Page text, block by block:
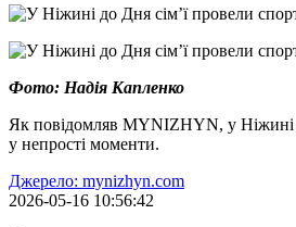
Фото: Надія Капленко
Як повідомляв MYNIZHYN, у Ніжині
у непрості моменти.
Джерело: mynizhyn.com
2026-05-16 10:56:42